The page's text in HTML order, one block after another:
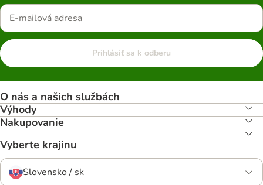
Prihlásiť sa k odberu
O nás a našich službách
Výhody
Nakupovanie
Vyberte krajinu
Slovensko / sk